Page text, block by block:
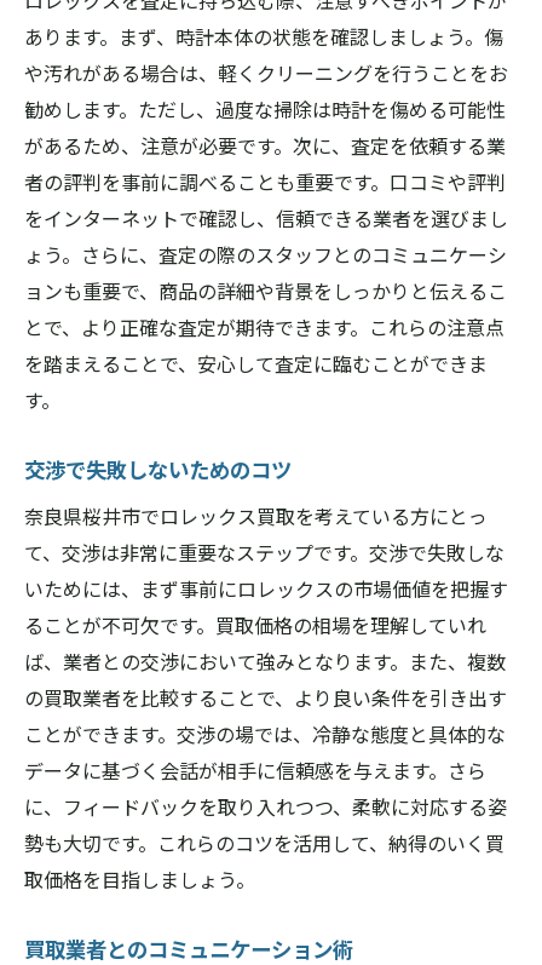
あります。まず、時計本体の状態を確認しましょう。傷
や汚れがある場合は、軽くクリーニングを行うことをお
勧めします。ただし、過度な掃除は時計を傷める可能性
があるため、注意が必要です。次に、査定を依頼する業
者の評判を事前に調べることも重要です。口コミや評判
をインターネットで確認し、信頼できる業者を選びまし
ょう。さらに、査定の際のスタッフとのコミュニケーシ
ョンも重要で、商品の詳細や背景をしっかりと伝えるこ
とで、より正確な査定が期待できます。これらの注意点
を踏まえることで、安心して査定に臨むことができま
す。
交渉で失敗しないためのコツ
奈良県桜井市でロレックス買取を考えている方にとっ
て、交渉は非常に重要なステップです。交渉で失敗しな
いためには、まず事前にロレックスの市場価値を把握す
ることが不可欠です。買取価格の相場を理解していれ
ば、業者との交渉において強みとなります。また、複数
の買取業者を比較することで、より良い条件を引き出す
ことができます。交渉の場では、冷静な態度と具体的な
データに基づく会話が相手に信頼感を与えます。さら
に、フィードバックを取り入れつつ、柔軟に対応する姿
勢も大切です。これらのコツを活用して、納得のいく買
取価格を目指しましょう。
買取業者とのコミュニケーション術